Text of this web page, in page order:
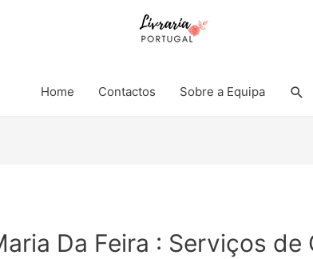
Home Contactos Sobre a Equipa
Da Feira : Serviços